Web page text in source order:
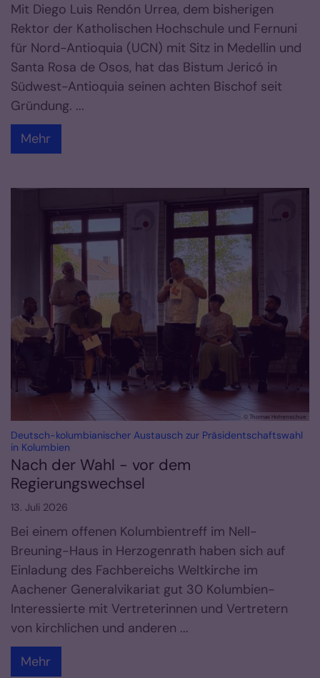
Mit Diego Luis Rendón Urrea, dem bisherigen
Rektor der Katholischen Hochschule und Fernuni
für Nord-Antioquia (UCN) mit Sitz in Medellin und
Santa Rosa de Osos, hat das Bistum Jericó in
Südwest-Antioquia seinen achten Bischof seit
Gründung. ...
Mehr
© Thomas Hohenschue
Deutsch-kolumbianischer Austausch zur Präsidentschaftswahl
in Kolumbien
Nach der Wahl - vor dem
Regierungswechsel
13. Juli 2026
Bei einem offenen Kolumbientreff im Nell-
Breuning-Haus in Herzogenrath haben sich auf
Einladung des Fachbereichs Weltkirche im
Aachener Generalvikariat gut 30 Kolumbien-
Interessierte mit Vertreterinnen und Vertretern
von kirchlichen und anderen ...
Mehr